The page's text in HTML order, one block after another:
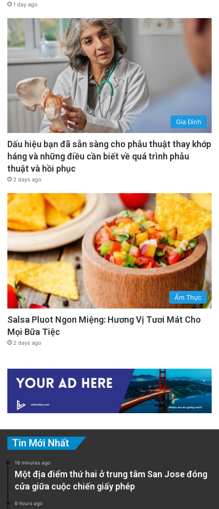
1 day ago
Gia Đình
Dấu hiệu bạn đã sẵn sàng cho phẫu thuật thay khớp
háng và những điều cần biết về quá trình phẫu
thuật và hồi phục
2 days ago
Ẩm Thực
Salsa Pluot Ngon Miệng: Hương Vị Tươi Mát Cho
Mọi Bữa Tiệc
2 days ago
Tin Mới Nhất
16 minutes ago
Một địa điểm thứ hai ở trung tâm San Jose đóng
cửa giữa cuộc chiến giấy phép
6 hours ago